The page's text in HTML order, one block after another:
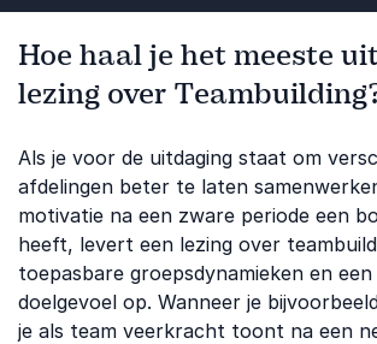
Hoe haal je het meeste
lezing over
Als je voor de uitdaging staat om
afdelingen beter te laten
motivatie na een zware periode een
heeft, levert een lezing over
toepasbare groepsdynamieken en
doelgevoel op. Wanneer je
je als team veerkracht toont na een